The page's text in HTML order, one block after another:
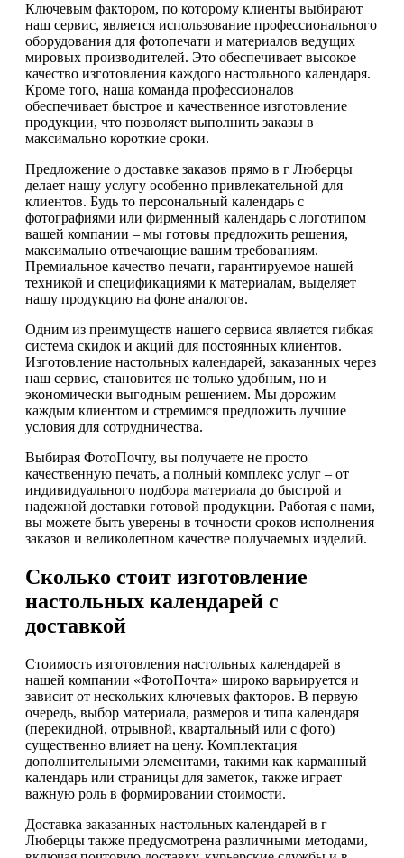
Ключевым фактором, по которому клиенты выбирают
наш сервис, является использование профессионального
оборудования для фотопечати и материалов ведущих
мировых производителей. Это обеспечивает высокое
качество изготовления каждого настольного календаря.
Кроме того, наша команда профессионалов
обеспечивает быстрое и качественное изготовление
продукции, что позволяет выполнить заказы в
максимально короткие сроки.
Предложение о доставке заказов прямо в г Люберцы
делает нашу услугу особенно привлекательной для
клиентов. Будь то персональный календарь с
фотографиями или фирменный календарь с логотипом
вашей компании – мы готовы предложить решения,
максимально отвечающие вашим требованиям.
Премиальное качество печати, гарантируемое нашей
техникой и спецификациями к материалам, выделяет
нашу продукцию на фоне аналогов.
Одним из преимуществ нашего сервиса является гибкая
система скидок и акций для постоянных клиентов.
Изготовление настольных календарей, заказанных через
наш сервис, становится не только удобным, но и
экономически выгодным решением. Мы дорожим
каждым клиентом и стремимся предложить лучшие
условия для сотрудничества.
Выбирая ФотоПочту, вы получаете не просто
качественную печать, а полный комплекс услуг – от
индивидуального подбора материала до быстрой и
надежной доставки готовой продукции. Работая с нами,
вы можете быть уверены в точности сроков исполнения
заказов и великолепном качестве получаемых изделий.
Сколько стоит изготовление
настольных календарей с
доставкой
Стоимость изготовления настольных календарей в
нашей компании «ФотоПочта» широко варьируется и
зависит от нескольких ключевых факторов. В первую
очередь, выбор материала, размеров и типа календаря
(перекидной, отрывной, квартальный или с фото)
существенно влияет на цену. Комплектация
дополнительными элементами, такими как карманный
календарь или страницы для заметок, также играет
важную роль в формировании стоимости.
Доставка заказанных настольных календарей в г
Люберцы также предусмотрена различными методами,